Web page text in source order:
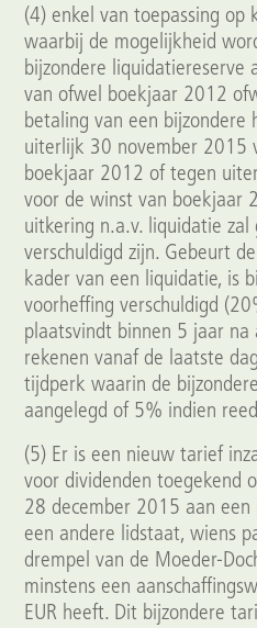
(4) enkel van toepassing op
waarbij de mogelijkheid
bijzondere liquidatiereserve
van ofwel boekjaar 2012
betaling van een bijzondere
uiterlijk 30 november 2015
boekjaar 2012 of tegen
voor de winst van boekjaar
uitkering n.a.v. liquidatie
verschuldigd zijn. Gebeurt
kader van een liquidatie, is
voorheffing verschuldigd
plaatsvindt binnen 5 jaar na
rekenen vanaf de laatste
tijdperk waarin de
aangelegd of 5% indien
(5) Er is een nieuw tarief
voor dividenden toegekend
28 december 2015 aan een
een andere lidstaat, wiens
drempel van de Moeder-
minstens een
EUR heeft. Dit bijzondere